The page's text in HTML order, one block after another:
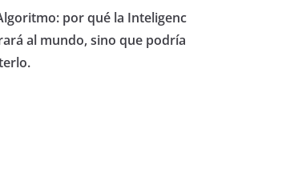
por qué la Inteligenc
al mundo, sino que podría